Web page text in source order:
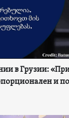
в Грузии:
и